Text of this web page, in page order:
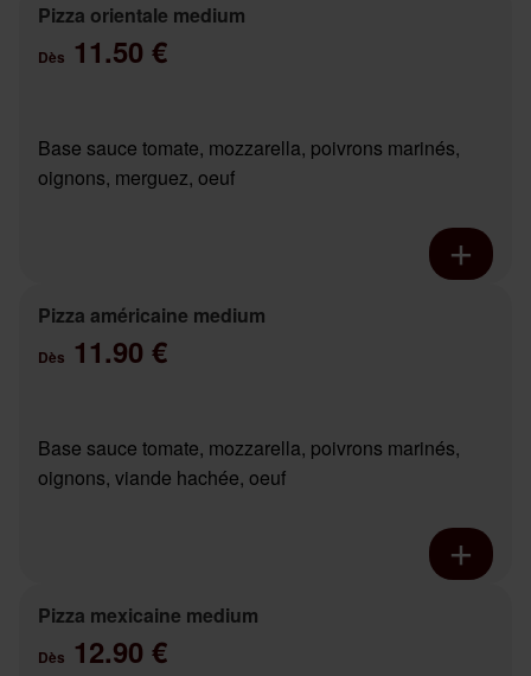
Pizza orientale medium
Dès 11.50 €
Base sauce tomate, mozzarella, poivrons marinés,
oignons, merguez, oeuf
Pizza américaine medium
Dès 11.90 €
Base sauce tomate, mozzarella, poivrons marinés,
oignons, viande hachée, oeuf
Pizza mexicaine medium
Dès 12.90 €